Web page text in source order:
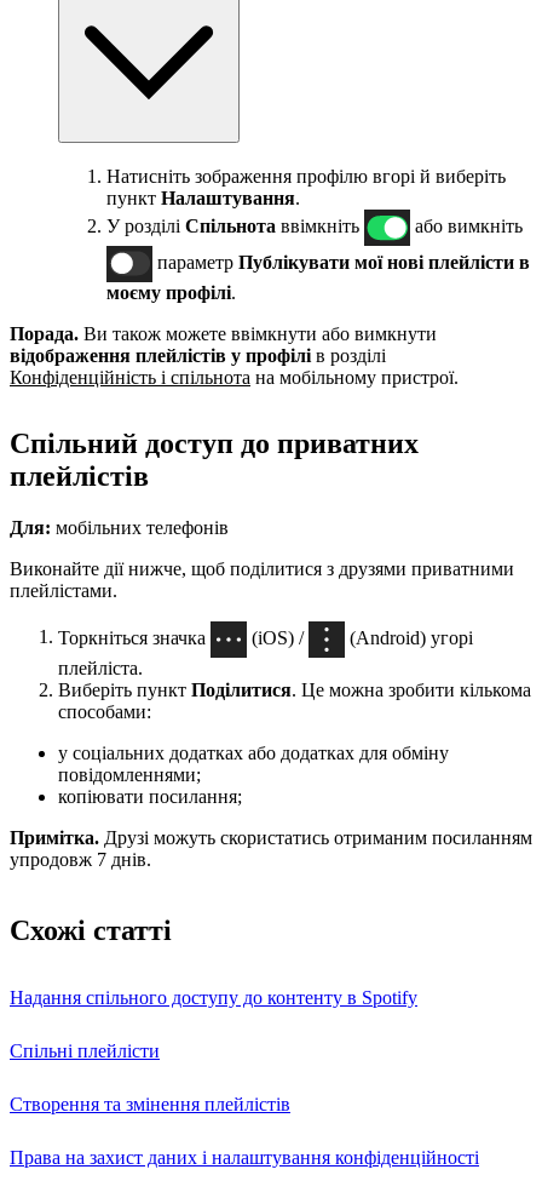
Натисніть зображення профілю вгорі й виберіть
пункт Налаштування.
У розділі Спільнота ввімкніть
або вимкніть
параметр Публікувати мої нові плейлісти в
моєму профілі.
Порада. Ви також можете ввімкнути або вимкнути
відображення плейлістів у профілі в розділі
Конфіденційність і спільнота на мобільному пристрої.
Спільний доступ до приватних
плейлістів
Для: мобільних телефонів
Виконайте дії нижче, щоб поділитися з друзями приватними
плейлістами.
Торкніться значка (iOS) /
(Android) угорі
плейліста.
Виберіть пункт Поділитися. Це можна зробити кількома
способами:
у соціальних додатках або додатках для обміну
повідомленнями;
копіювати посилання;
Примітка. Друзі можуть скористатись отриманим посиланням
упродовж 7 днів.
Схожі статті
Надання спільного доступу до контенту в Spotify
Спільні плейлісти
Створення та змінення плейлістів
Права на захист даних і налаштування конфіденційності